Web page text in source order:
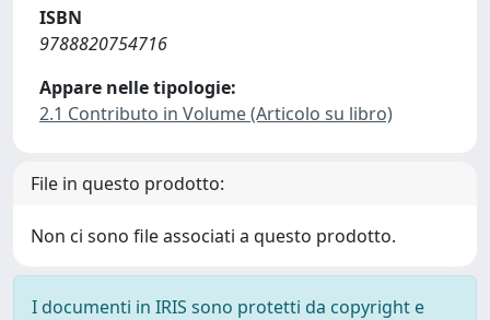
ISBN
9788820754716
Appare nelle tipologie:
2.1 Contributo in Volume (Articolo su libro)
File in questo prodotto:
Non ci sono file associati a questo prodotto.
I documenti in IRIS sono protetti da copyright e